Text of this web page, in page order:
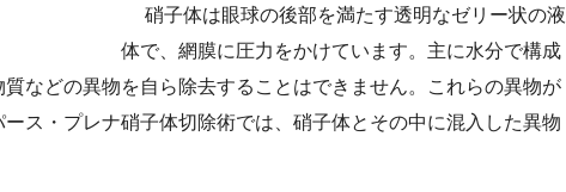
硝子体は眼球の後部を満たす透明なゼリー状の液
体で、網膜に圧力をかけています。主に水分で構成
などの異物を自ら除去することはできません。これらの異物が
ス・プレナ硝子体切除術では、硝子体とその中に混入した異物